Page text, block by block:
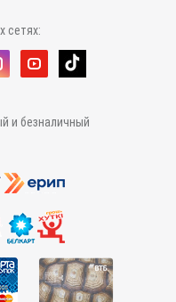
сетях:
и безналичный